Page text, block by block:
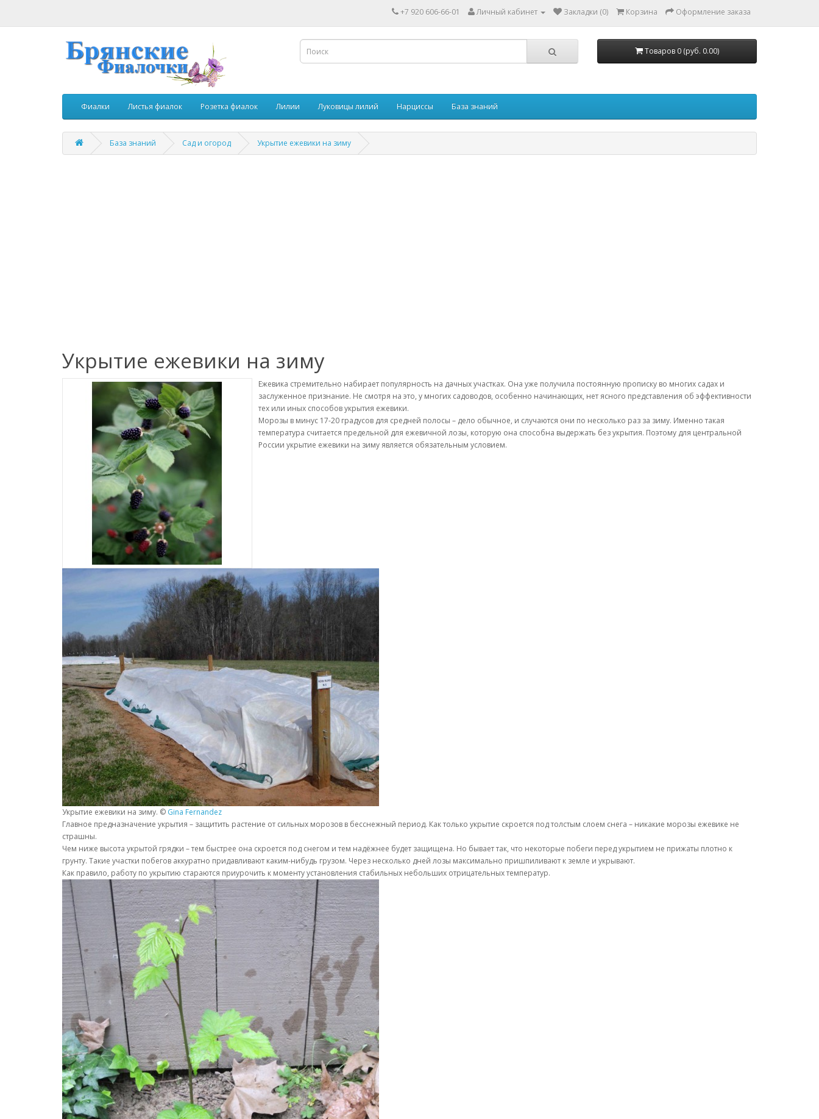
+7 920 606-66-01 Личный кабинет Закладки (0) Корзина Оформление заказа
Товаров 0 (руб. 0.00)
Фиалки Листья фиалок Розетка фиалок Лилии Луковицы лилий Нарциссы База знаний
База знаний Сад и огород Укрытие ежевики на зиму
Укрытие ежевики на зиму
Ежевика стремительно набирает популярность на дачных участках. Она уже получила постоянную прописку во многих садах и
заслуженное признание. Не смотря на это, у многих садоводов, особенно начинающих, нет ясного представления об эффективности
тех или иных способов укрытия ежевики.
Морозы в минус 17-20 градусов для средней полосы – дело обычное, и случаются они по несколько раз за зиму. Именно такая
температура считается предельной для ежевичной лозы, которую она способна выдержать без укрытия. Поэтому для центральной
России укрытие ежевики на зиму является обязательным условием.
Укрытие ежевики на зиму. © Gina Fernandez
Главное предназначение укрытия – защитить растение от сильных морозов в бесснежный период. Как только укрытие скроется под толстым слоем снега – никакие морозы ежевике не
страшны.
Чем ниже высота укрытой грядки – тем быстрее она скроется под снегом и тем надёжнее будет защищена. Но бывает так, что некоторые побеги перед укрытием не прижаты плотно к
грунту. Такие участки побегов аккуратно придавливают каким-нибудь грузом. Через несколько дней лозы максимально пришпиливают к земле и укрывают.
Как правило, работу по укрытию стараются приурочить к моменту установления стабильных небольших отрицательных температур.